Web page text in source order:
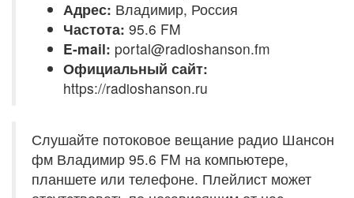
Адрес: Владимир, Россия
Частота: 95.6 FM
E-mail: portal@radioshanson.fm
Официальный сайт:
https://radioshanson.ru
Слушайте потоковое вещание радио Шансон
фм Владимир 95.6 FM на компьютере,
планшете или телефоне. Плейлист может